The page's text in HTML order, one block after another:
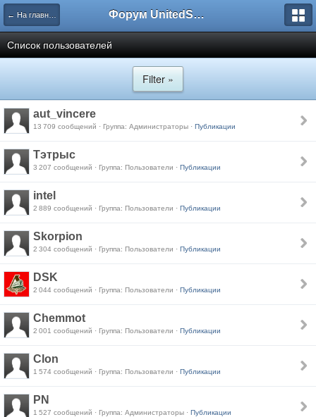
← На главную Форум UnitedSouth
Список пользователей
Filter »
aut_vincere
13 709 сообщений · Группа: Администраторы · Публикации
Тэтрыс
3 207 сообщений · Группа: Пользователи · Публикации
intel
2 889 сообщений · Группа: Пользователи · Публикации
Skorpion
2 304 сообщений · Группа: Пользователи · Публикации
DSK
2 044 сообщений · Группа: Пользователи · Публикации
Chemmot
2 001 сообщений · Группа: Пользователи · Публикации
Clon
1 574 сообщений · Группа: Пользователи · Публикации
PN
1 527 сообщений · Группа: Администраторы · Публикации